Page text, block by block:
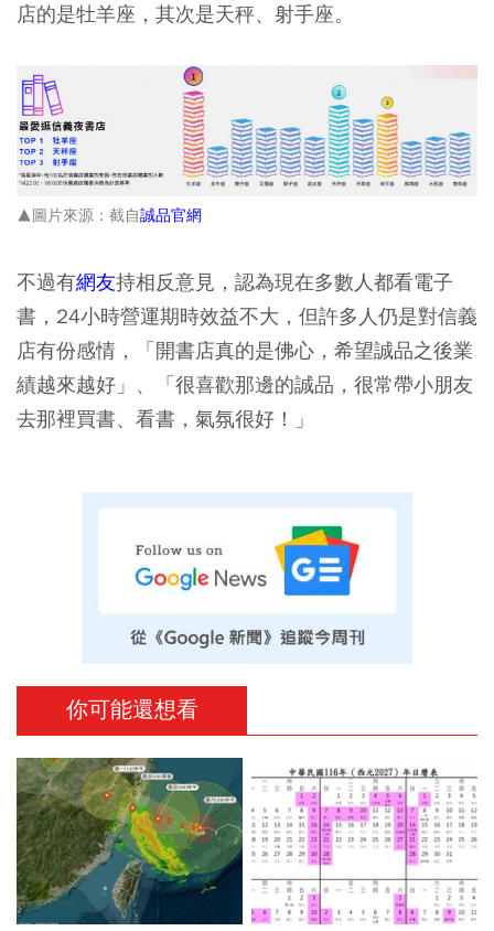
店的是牡羊座，其次是天秤、射手座。
▲圖片來源：截自誠品官網
不過有網友持相反意見，認為現在多數人都看電子
書，24小時營運期時效益不大，但許多人仍是對信義
店有份感情，「開書店真的是佛心，希望誠品之後業
績越來越好」、「很喜歡那邊的誠品，很常帶小朋友
去那裡買書、看書，氣氛很好！」
你可能還想看